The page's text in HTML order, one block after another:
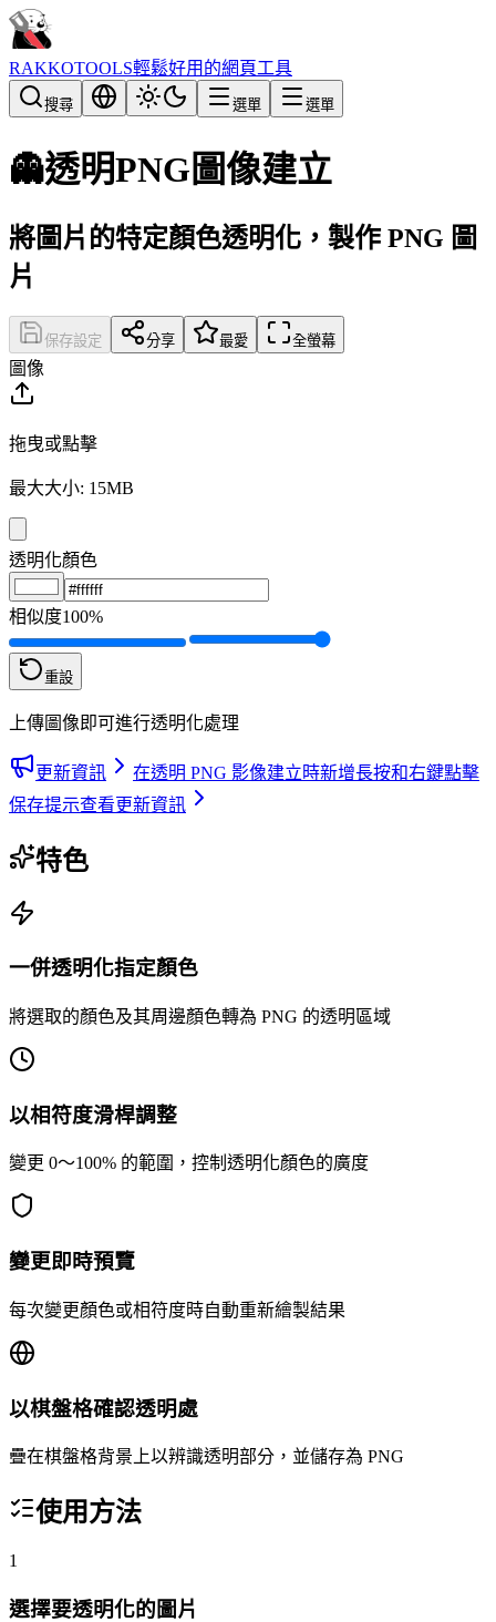
RAKKOTOOLS輕鬆好用的網頁工具
搜尋 選單 選單
👻透明PNG圖像建立
將圖片的特定顏色透明化，製作 PNG 圖
片
保存設定 分享 最愛 全螢幕
圖像
拖曳或點擊
最大大小: 15MB
透明化顏色
相似度100%
重設
上傳圖像即可進行透明化處理
更新資訊
在透明 PNG 影像建立時新增長按和右鍵點擊
保存提示查看更新資訊
特色
一併透明化指定顏色
將選取的顏色及其周邊顏色轉為 PNG 的透明區域
以相符度滑桿調整
變更 0〜100% 的範圍，控制透明化顏色的廣度
變更即時預覽
每次變更顏色或相符度時自動重新繪製結果
以棋盤格確認透明處
疊在棋盤格背景上以辨識透明部分，並儲存為 PNG
使用方法
1
選擇要透明化的圖片